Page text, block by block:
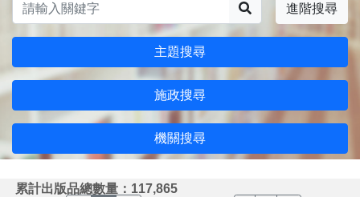
進階搜尋
主題搜尋
施政搜尋
機關搜尋
累計出版品總數量：117,865